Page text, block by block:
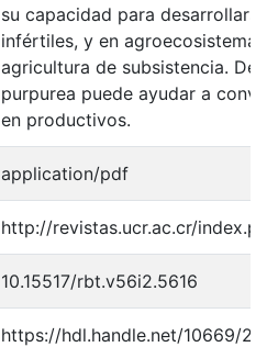
su capacidad para
infértiles, y en
agricultura de subsistencia. De
purpurea puede ayudar a
en productivos.
application/pdf
http://revistas.ucr.ac.cr/
10.15517/rbt.v56i2.5616
https://hdl.handle.net/10669/